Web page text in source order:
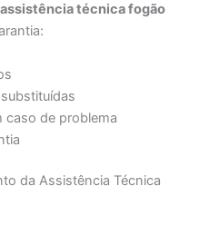
assistência técnica fogão
caso de problema
da Assistência Técnica